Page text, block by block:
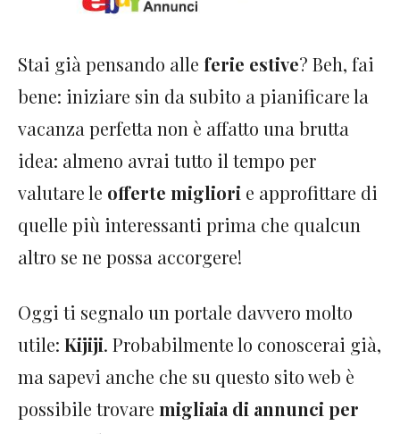
Stai già pensando alle ferie estive? Beh, fai
bene: iniziare sin da subito a pianificare la
vacanza perfetta non è affatto una brutta
idea: almeno avrai tutto il tempo per
valutare le offerte migliori e approfittare di
quelle più interessanti prima che qualcun
altro se ne possa accorgere!
Oggi ti segnalo un portale davvero molto
utile: Kijiji. Probabilmente lo conoscerai già,
ma sapevi anche che su questo sito web è
possibile trovare migliaia di annunci per